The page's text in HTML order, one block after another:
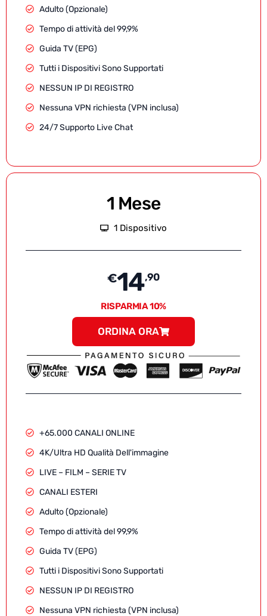
Adulto (Opzionale)
Tempo di attività del 99,9%
Guida TV (EPG)
Tutti i Dispositivi Sono Supportati
NESSUN IP DI REGISTRO
Nessuna VPN richiesta (VPN inclusa)
24/7 Supporto Live Chat
1 Mese
1 Dispositivo
€14,90
RISPARMIA 10%
ORDINA ORA
+65.000 CANALI ONLINE
4K/Ultra HD Qualità Dell'immagine
LIVE – FILM – SERIE TV
CANALI ESTERI
Adulto (Opzionale)
Tempo di attività del 99,9%
Guida TV (EPG)
Tutti i Dispositivi Sono Supportati
NESSUN IP DI REGISTRO
Nessuna VPN richiesta (VPN inclusa)